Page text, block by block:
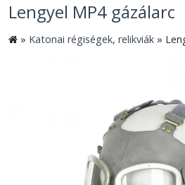
Lengyel MP4 gázálarc
» Katonai régiségek, relikviák »